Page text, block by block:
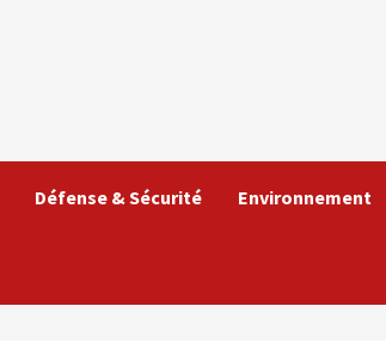
Défense & Sécurité Environnement